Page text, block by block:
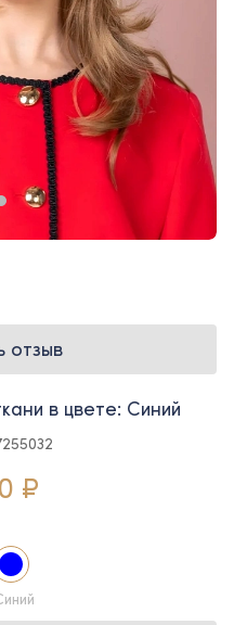
отзыв
в цвете: Синий
₽